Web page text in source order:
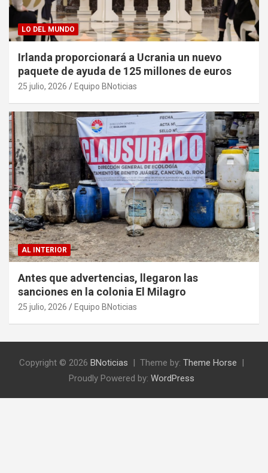
LO DEL MUNDO
Irlanda proporcionará a Ucrania un nuevo
paquete de ayuda de 125 millones de euros
25 julio, 2026 Equipo BNoticias
AL INTERIOR
Antes que advertencias, llegaron las
sanciones en la colonia El Milagro
25 julio, 2026 Equipo BNoticias
Copyright © 2026 BNoticias Theme by: Theme Horse
Proudly Powered by: WordPress